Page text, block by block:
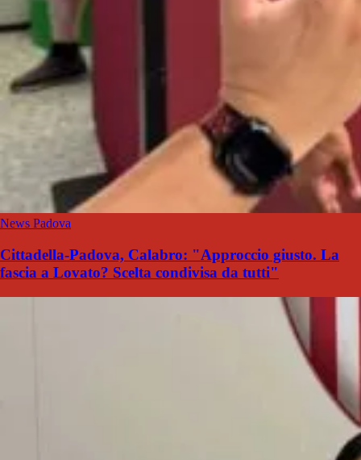
News Padova
Cittadella-Padova, Calabro: "Approccio giusto. La
fascia a Lovato? Scelta condivisa da tutti"